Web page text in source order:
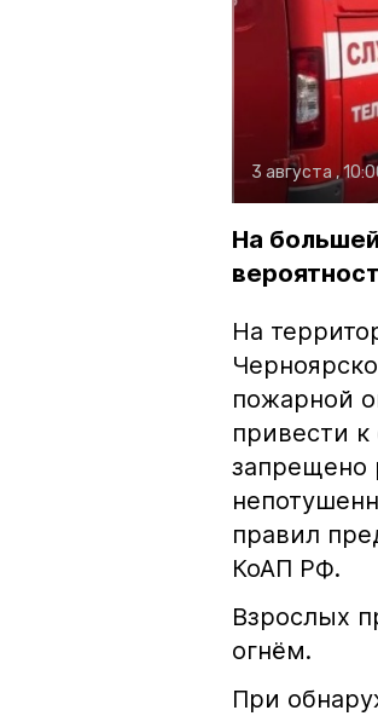
3 августа ,
На
На
пожарной
привести
запрещено
правил
КоАП РФ.
Взрослых
огнём.
При